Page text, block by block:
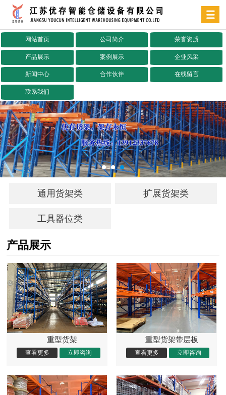
网站首页 公司简介 荣誉资质
产品展示 案例展示 企业风采
新闻中心 合作伙伴 在线留言
联系我们
通用货架类 扩展货架类
工具器位类
产品展示
重型货架 重型货架带层板